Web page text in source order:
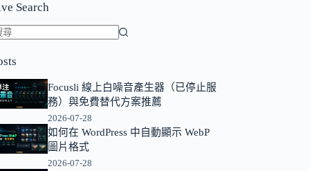
Search
Focusli 線上白噪音產生器（已停止服
務）與免費替代方案推薦
2026-07-28
如何在 WordPress 中自動顯示 WebP
圖片格式
2026-07-28